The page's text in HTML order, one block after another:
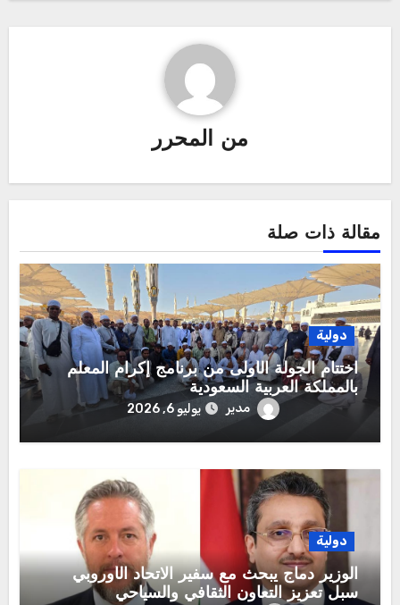
من المحرر
مقالة ذات صلة
دولية
اختتام الجولة الأولى من برنامج إكرام المعلم
بالمملكة العربية السعودية
مدير يوليو 6, 2026
دولية
الوزير دماج يبحث مع سفير الاتحاد الأوروبي
سبل تعزيز التعاون الثقافي والسياحي